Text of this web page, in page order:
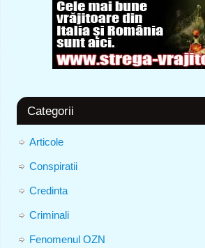
Categorii
Articole
Conspiratii
Credinta
Criminali
Fenomenul OZN